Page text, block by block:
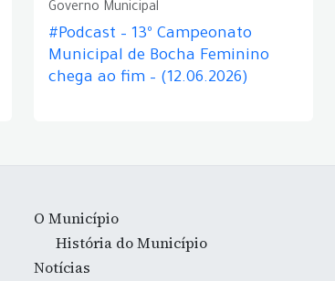
Governo Municipal
#Podcast – 13º Campeonato
Municipal de Bocha Feminino
chega ao fim – (12.06.2026)
O Município
História do Município
Notícias